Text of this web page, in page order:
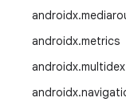
androidx.
androidx.metrics
androidx.multidex
androidx.